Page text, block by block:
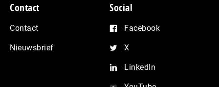
Contact
Contact
Nieuwsbrief
Social
Facebook
X
LinkedIn